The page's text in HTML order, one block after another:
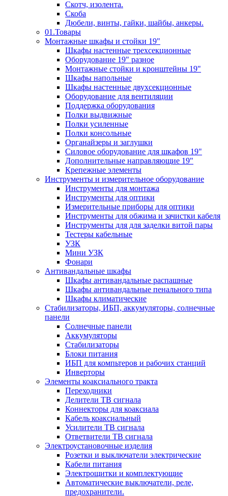
Скотч, изолента.
Скоба
Дюбели, винты, гайки, шайбы, анкеры.
01.Товары
Монтажные шкафы и стойки 19"
Шкафы настенные трехсекционные
Оборудование 19" разное
Монтажные стойки и кронштейны 19"
Шкафы напольные
Шкафы настенные двухсекционные
Оборудование для вентиляции
Поддержка оборудования
Полки выдвижные
Полки усиленные
Полки консольные
Органайзеры и заглушки
Силовое оборудование для шкафов 19"
Дополнительные направляющие 19"
Крепежные элементы
Инструменты и измерительное оборудование
Инструменты для монтажа
Инструменты для оптики
Измерительные приборы для оптики
Инструменты для обжима и зачистки кабеля
Инструменты для для заделки витой пары
Тестеры кабельные
УЗК
Мини УЗК
Фонари
Антивандальные шкафы
Шкафы антивандальные распашные
Шкафы антивандальные пенального типа
Шкафы климатические
Стабилизаторы, ИБП, аккумуляторы, солнечные
панели
Солнечные панели
Аккумуляторы
Стабилизаторы
Блоки питания
ИБП для компьтеров и рабочих станций
Инверторы
Элементы коаксиального тракта
Переходники
Делители ТВ сигнала
Коннекторы для коаксиала
Кабель коаксиальный
Усилители ТВ сигнала
Ответвители ТВ сигнала
Электроустановочные изделия
Розетки и выключатели электрические
Кабели питания
Электрощитки и комплектующие
Автоматические выключатели, реле,
предохранители.